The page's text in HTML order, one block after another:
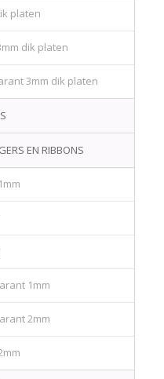
platen
dik platen
3mm dik platen
EN RIBBONS
1mm
2mm